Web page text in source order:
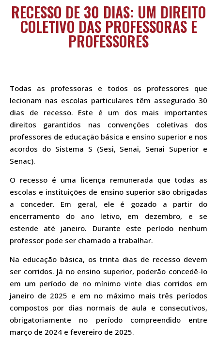
RECESSO DE 30 DIAS: UM DIREITO
COLETIVO DAS PROFESSORAS E
PROFESSORES
Todas as professoras e todos os professores que
lecionam nas escolas particulares têm assegurado 30
dias de recesso. Este é um dos mais importantes
direitos garantidos nas convenções coletivas dos
professores de educação básica e ensino superior e nos
acordos do Sistema S (Sesi, Senai, Senai Superior e
Senac).
O recesso é uma licença remunerada que todas as
escolas e instituições de ensino superior são obrigadas
a conceder. Em geral, ele é gozado a partir do
encerramento do ano letivo, em dezembro, e se
estende até janeiro. Durante este período nenhum
professor pode ser chamado a trabalhar.
Na educação básica, os trinta dias de recesso devem
ser corridos. Já no ensino superior, poderão concedê-lo
em um período de no mínimo vinte dias corridos em
janeiro de 2025 e em no máximo mais três períodos
compostos por dias normais de aula e consecutivos,
obrigatoriamente no período compreendido entre
março de 2024 e fevereiro de 2025.